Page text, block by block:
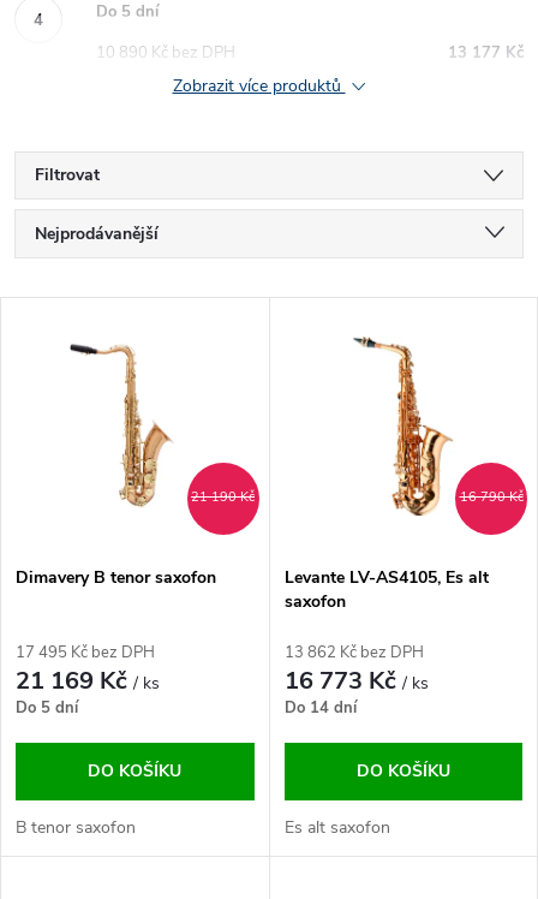
Do 5 dní
13 177 Kč
10 890 Kč bez DPH
Zobrazit více produktů
Filtrovat
Ř
a
p
r
o
u
Nejprodávanější
s
r
o
d
u
21 190 Kč
Dimavery B tenor saxofon
17 495 Kč bez DPH
21 169 Kč/ ks
Do 5 dní
DO KOŠÍKU
B tenor saxofon
16 790 Kč
Levante LV-AS4105, Es alt
saxofon
13 862 Kč bez DPH
16 773 Kč/ ks
Do 14 dní
DO KOŠÍKU
Es alt saxofon